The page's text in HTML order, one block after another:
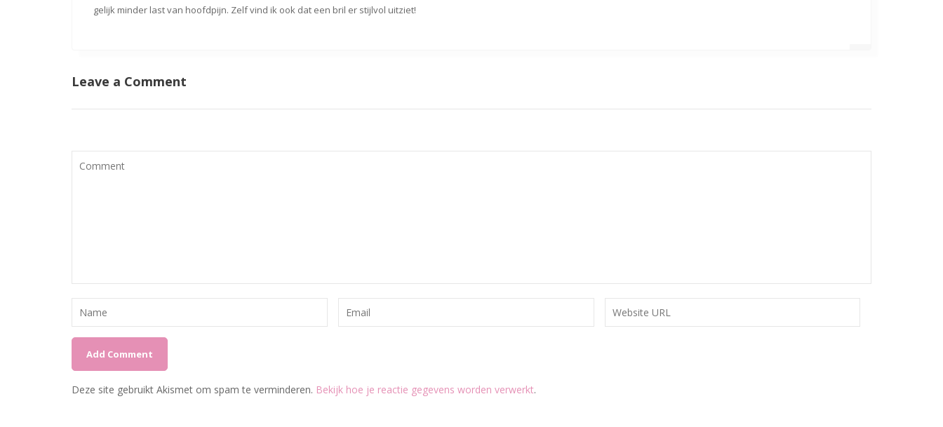
gelijk minder last van hoofdpijn. Zelf vind ik ook dat een bril er stijlvol uitziet!
Leave a Comment
Deze site gebruikt Akismet om spam te verminderen. Bekijk hoe je reactie gegevens worden verwerkt.